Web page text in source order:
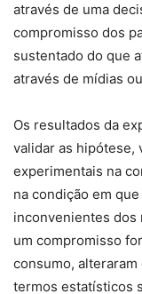
através de uma
compromisso dos
sustentado do que
através de mídias
Os resultados da
validar as hipótese,
experimentais na
na condição em
inconvenientes dos
um compromisso
consumo,
termos estatísticos